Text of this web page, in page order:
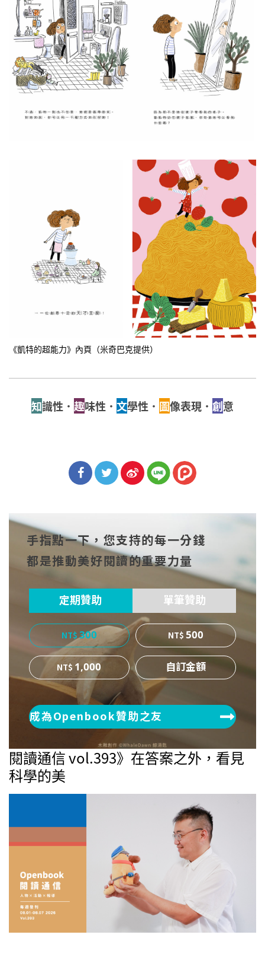
《凱特的超能力》內頁（米奇巴克提供）
知識性． 趣味性． 文學性． 圖像表現． 創意
cebo
ok
witt
er
博
手指點一下，您支持的每一分錢
都是推動美好閱讀的重要力量
定期贊助 單筆贊助
300
500
1,000
成為Openbook贊助之友
閱讀通信 vol.393》在答案之外，看見
科學的美